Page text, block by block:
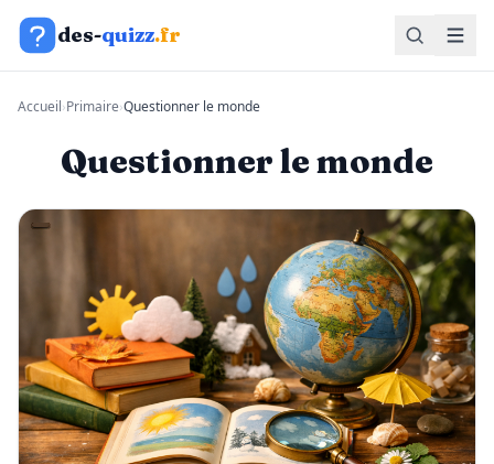
Aller au contenu
des-quizz.fr
Accueil›Primaire›Questionner le monde
Questionner le monde